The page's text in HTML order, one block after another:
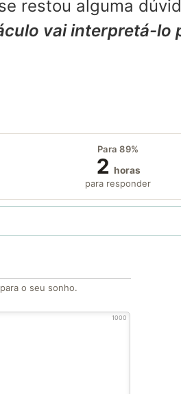
restou alguma
vai interpretá-lo
Para 89%
2 horas
para responder
o seu sonho.
1000